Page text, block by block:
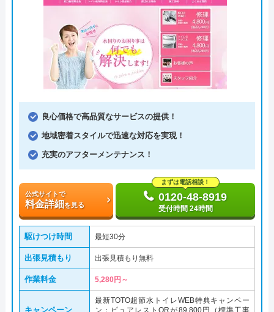
良心価格で高品質なサービスの提供！
地域密着スタイルで迅速な対応を実現！
充実のアフターメンテナンス！
公式サイトで
料金詳細を見る
まずは電話相談！
0120-48-8919
受付時間 24時間
駆けつけ時間 最短30分
出張見積もり 出張見積もり無料
作業料金 5,280円～
キャンペーン
最新TOTO超節水トイレWEB特典キャンペー
ン：ピュアレストQRが89,800円（標準工事